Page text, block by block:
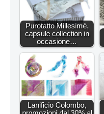
Purotatto Millesimè,
capsule collection in
occasione…
Lanificio Colombo,